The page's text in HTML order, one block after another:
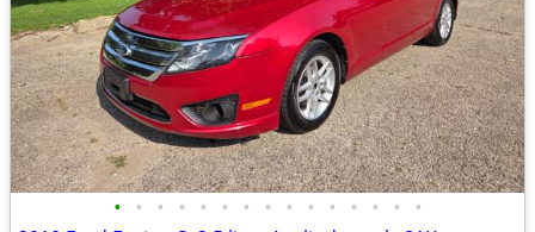
• • • • • • • • • • • • • • •